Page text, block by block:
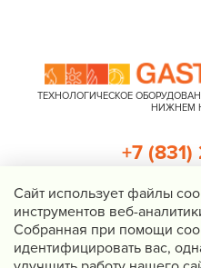
ТЕХНОЛОГИЧЕСКОЕ
НИЖНЕМ
Нижний Новгород,
+7 (831)
Cайт использует файлы
инструментов веб-
Собранная при помощи
идентифицировать вас,